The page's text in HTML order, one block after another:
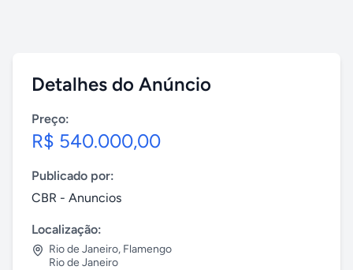
Detalhes do Anúncio
Preço:
R$ 540.000,00
Publicado por:
CBR - Anuncios
Localização:
Rio de Janeiro, Flamengo
Rio de Janeiro